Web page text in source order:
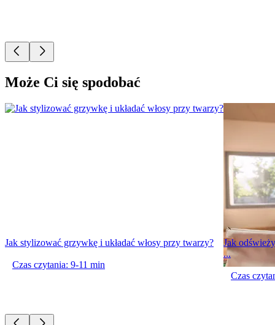
Może Ci się spodobać
Jak stylizować grzywkę i układać włosy przy twarzy?
Czas czytania: 9-11 min
Jak
...
Czas